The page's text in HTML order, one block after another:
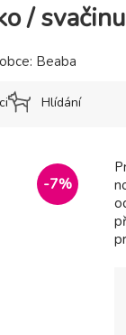
/
-7%
Beaba
Hlídání